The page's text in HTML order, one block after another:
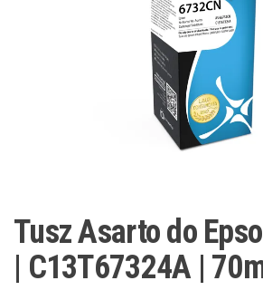
Tusz Asarto do
| C13T67324A |